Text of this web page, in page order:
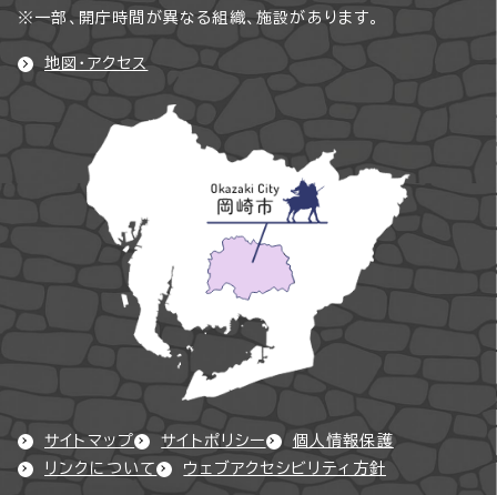
※一部、開庁時間が異なる組織、施設があります。
地図・アクセス
サイトマップ サイトポリシー
個人情報保護
リンクについて
ウェブアクセシビリティ方針